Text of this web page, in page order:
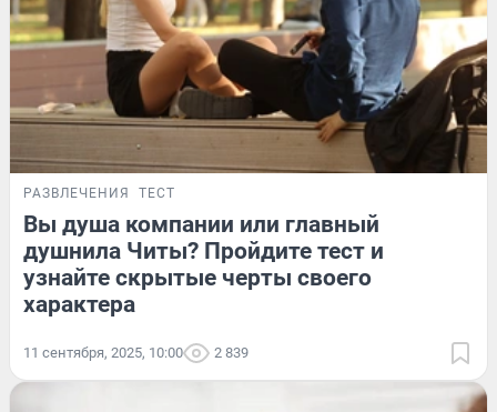
РАЗВЛЕЧЕНИЯ ТЕСТ
Вы душа компании или главный
душнила Читы? Пройдите тест и
узнайте скрытые черты своего
характера
11 сентября, 2025, 10:00 2 839